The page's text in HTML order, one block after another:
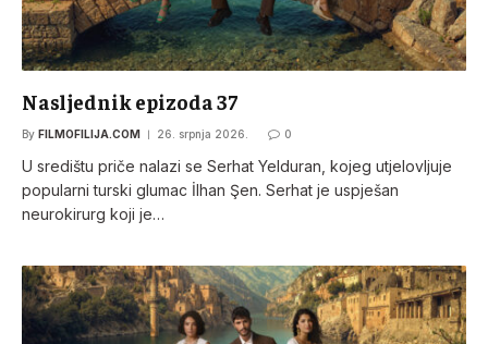
Nasljednik epizoda 37
By FILMOFILIJA.COM 26. srpnja 2026. 0
U središtu priče nalazi se Serhat Yelduran, kojeg utjelovljuje
popularni turski glumac İlhan Şen. Serhat je uspješan
neurokirurg koji je…